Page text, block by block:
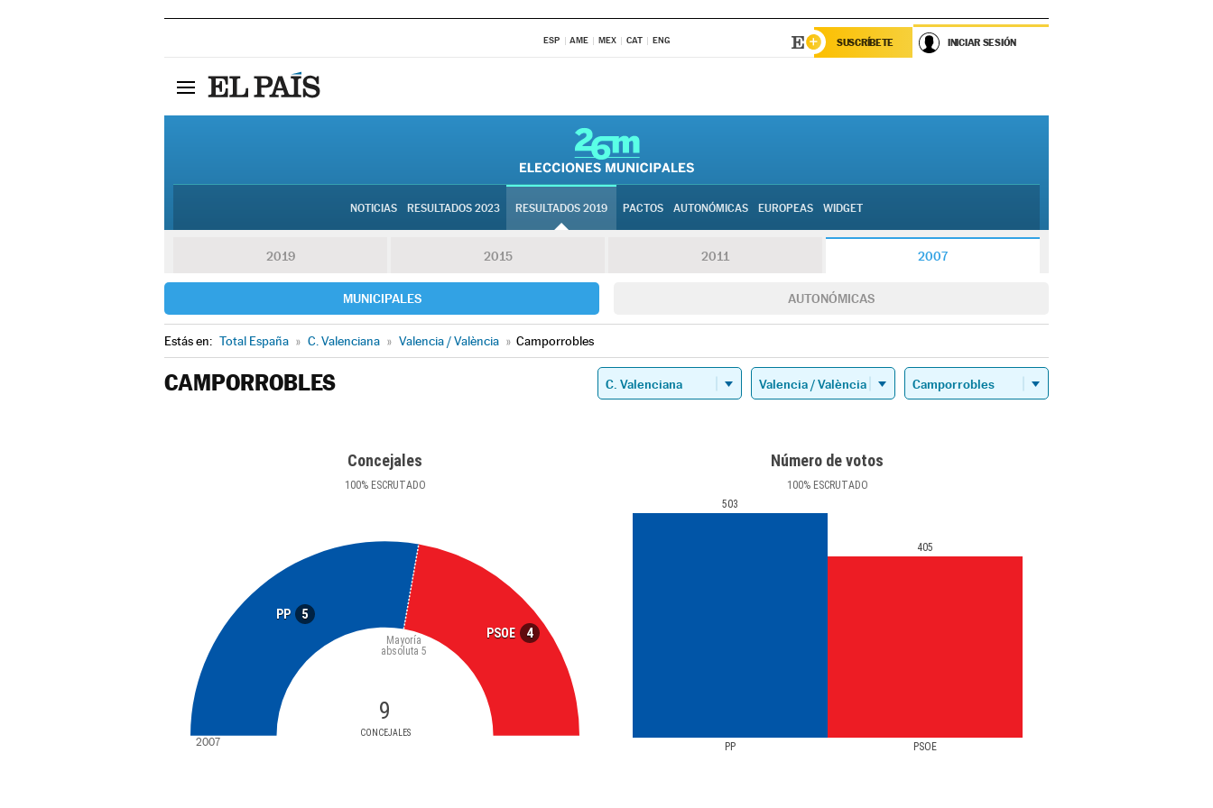
ESP AME MEX CAT ENG SUSCRÍBETE INICIAR SESIÓN
NOTICIAS RESULTADOS 2023 RESULTADOS 2019 PACTOS AUTONÓMICAS EUROPEAS WIDGET
2019 2015 2011 2007
MUNICIPALES AUTONÓMICAS
Estás en: Total España » C. Valenciana » Valencia / València » Camporrobles
CAMPORROBLES
Concejales
100%ESCRUTADO
PP 5
PSOE 4
9
CONCEJALES
Mayoría
absoluta 5
2007
Número de votos
100%ESCRUTADO
PP PSOE
503
405